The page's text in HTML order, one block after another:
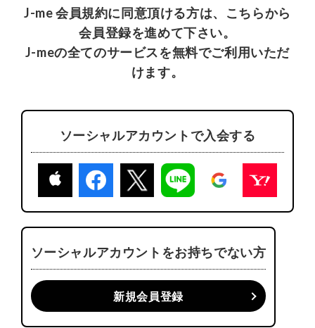
ご利用により取得した個人情報と紐づけることによ
り、皆様の利用状況を把握し､番組、イベント、サ
ービスの改善や、新規サービスの開発に役立てた
り、各種統計データを作成するため利用いたしま
J-me会員サービスの内容は、予告なく変更させてい
り、中止または一時休止させていただくことがあり
ますので、ご了承ください。
J-me会員サービスの提供の遅滞、J-me会員サービ
スを通じて提供される情報および利用者のコンピュ
ータ端末その他に蓄積されたデータ等の流失、消失
または第三者による悪用その他J-me会員サービスに
関連して発生した利用者の損害について、当社は会
員規約にて明示的に定める以外一切の責任を負いま
J-me 会員規約に同意頂ける方は、こちらから
会員登録を進めて下さい。
J-meの全てのサービスを無料でご利用いただ
けます。
ソーシャルアカウントで入会する
ソーシャルアカウントをお持ちでない方
新規会員登録